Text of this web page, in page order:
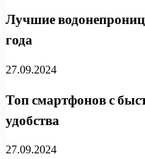
Лучшие
года
27.09.2024
Топ смартфонов с
удобства
27.09.2024